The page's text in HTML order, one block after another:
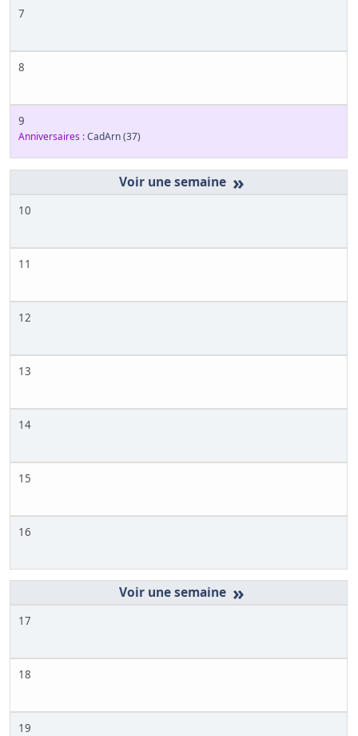
7
8
9
Anniversaires :CadArn(37)
»
10
11
12
13
14
15
16
»
17
18
19